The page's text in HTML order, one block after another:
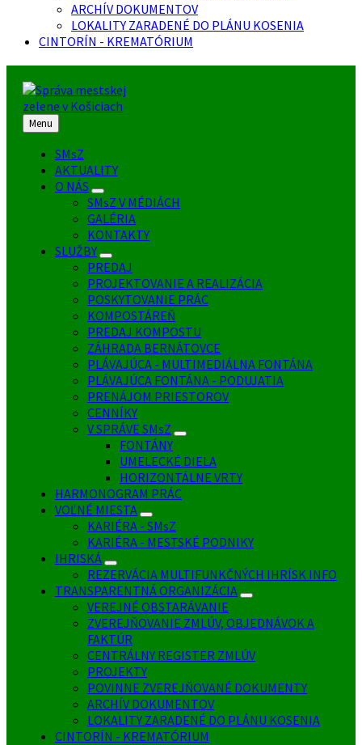
ARCHÍV DOKUMENTOV
LOKALITY ZARADENÉ DO PLÁNU KOSENIA
CINTORÍN - KREMATÓRIUM
Menu
SMsZ
AKTUALITY
O NÁS
SMsZ V MÉDIÁCH
GALÉRIA
KONTAKTY
SLUŽBY
PREDAJ
PROJEKTOVANIE A REALIZÁCIA
POSKYTOVANIE PRÁC
KOMPOSTÁREŇ
PREDAJ KOMPOSTU
ZÁHRADA BERNÁTOVCE
PLÁVAJÚCA - MULTIMEDIÁLNA FONTÁNA
PLÁVAJÚCA FONTÁNA - PODUJATIA
PRENÁJOM PRIESTOROV
CENNÍKY
V SPRÁVE SMsZ
FONTÁNY
UMELECKÉ DIELA
HORIZONTÁLNE VRTY
HARMONOGRAM PRÁC
VOĽNÉ MIESTA
KARIÉRA - SMsZ
KARIÉRA - MESTSKÉ PODNIKY
IHRISKÁ
REZERVÁCIA MULTIFUNKČNÝCH IHRÍSK INFO
TRANSPARENTNÁ ORGANIZÁCIA
VEREJNÉ OBSTARÁVANIE
ZVEREJŇOVANIE ZMLÚV, OBJEDNÁVOK A
FAKTÚR
CENTRÁLNY REGISTER ZMLÚV
PROJEKTY
POVINNE ZVEREJŇOVANÉ DOKUMENTY
ARCHÍV DOKUMENTOV
LOKALITY ZARADENÉ DO PLÁNU KOSENIA
CINTORÍN - KREMATÓRIUM